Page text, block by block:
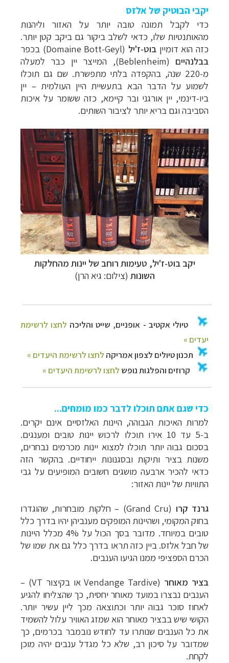
יקבי הבוטיק של אלזס
כדי לקבל תמונה טובה יותר על האזור וליהנות
מהאותנטיות שלו, כדאי לשלב ביקור גם ביקב קטן יותר.
כזה הוא דומיין בוט-ז'יל (
Domaine Bott-Geyl) בכפר
בבלנהיים (
Beblenheim), המייצר יין כבר למעלה
מ-220 שנה, בהקפדה בלתי מתפשרת. שם גם תוכלו
לשמוע על הדבר הבא בתעשיית היין העולמית– יין
ביו-דינמי, יין אורגני ובר קיימא, כזה ששומר על איכות
הסביבה וגם בריא יותר לציבור השותים.
יקב בוט-ז'יל, טעימות רוחב של יינות מהחלקות
השונות (צילום: גיא הרן)
כדי שגם אתם תוכלו לדבר כמו מומחים...
למרות האיכות הגבוהה, היינות האלזסיים אינם יקרים.
ב-5 עד 10 אירו תוכלו לרכוש יינות טובים ומענגים.
בסכום גבוה יותר תוכלו למצוא יינות מכרמים נבחרים,
משנות בציר ותיקות ובסגנונות ייחודיים. בהקשר הזה
כדאי להכיר ארבעה מושגים חשובים המופיעים על גבי
התוויות של יינות האזור:
גרנד קרו (
Grand Cru) – חלקות מובחרות, שהוגדרו
בחוק המקומי, ושהיינות המופקים מענביהן יהיו בדרך כלל
טובים במיוחד. מדובר בסך הכול על 4% מכלל היינות
של חבל אלזס. ביין כזה תראו בדרך כלל גם את שמו של
הכרם הספציפי ממנו הגיעו הענבים.
בציר מאוחר (
Vendange Tardiveאו בקיצור VT
) –
הענבים נבצרו במועד מאוחר יחסית, כך שהצליחו להגיע
לאחוז סוכר גבוה יותר וכתוצאה מכך ליין עשיר יותר.
הקושי שיש בבציר מאוחר הוא שמזג האוויר עלול להשמיד
את כל הענבים שנותרו עד לחודש נובמבר בכרמים, כך
שמדובר על סיכון רב, שלא כל מגדל ענבים יהיה מוכן
לקחת.